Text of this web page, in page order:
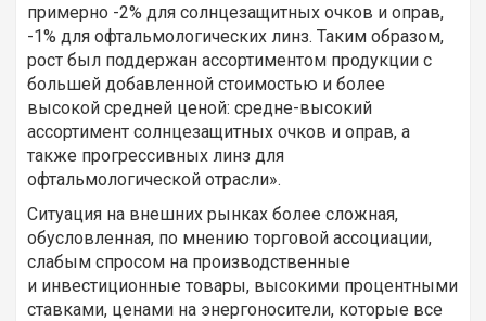
примерно -2% для солнцезащитных очков и оправ,
-1% для офтальмологических линз. Таким образом,
рост был поддержан ассортиментом продукции с
большей добавленной стоимостью и более
высокой средней ценой: средне-высокий
ассортимент солнцезащитных очков и оправ, а
также прогрессивных линз для
офтальмологической отрасли».
Ситуация на внешних рынках более сложная,
обусловленная, по мнению торговой ассоциации,
слабым спросом на производственные
и инвестиционные товары, высокими процентными
ставками, ценами на энергоносители, которые все